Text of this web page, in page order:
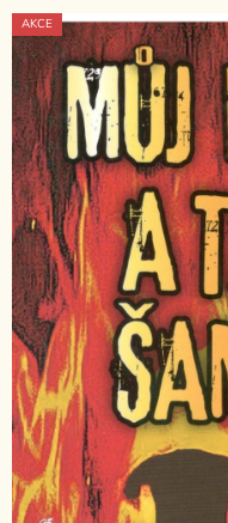
hodnocení
produktu
je
0,0
z
5
hvězdiček.
AKCE